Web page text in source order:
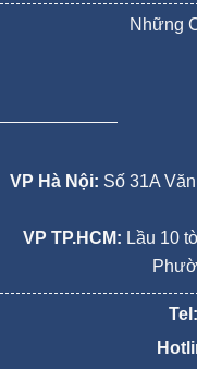
Những
VP Hà Nội: Số 31A
VP TP.HCM: Lầu 10
Tel: